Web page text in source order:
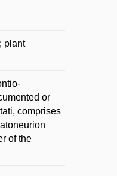
plant
or
comprises
of the